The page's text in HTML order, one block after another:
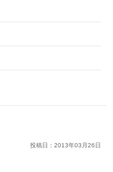
投稿日： 2013年03 月26日